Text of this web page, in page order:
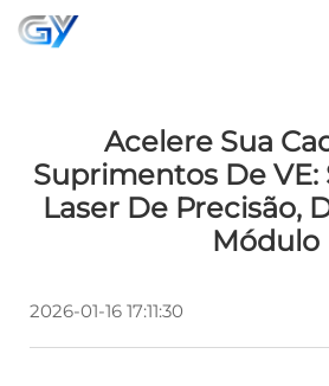
Acelere Sua
Suprimentos De VE:
Laser De Precisão,
Módulo
2026-01-16 17:11:30